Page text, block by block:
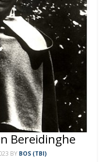
Bereidinghe
BY BOS (TBI)